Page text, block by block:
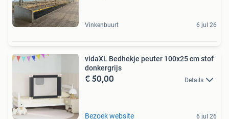
Vinkenbuurt 6 jul 26
vidaXL Bedhekje peuter 100x25 cm stof
donkergrijs
€ 50,00 Details
Bezoek website 6 jul 26